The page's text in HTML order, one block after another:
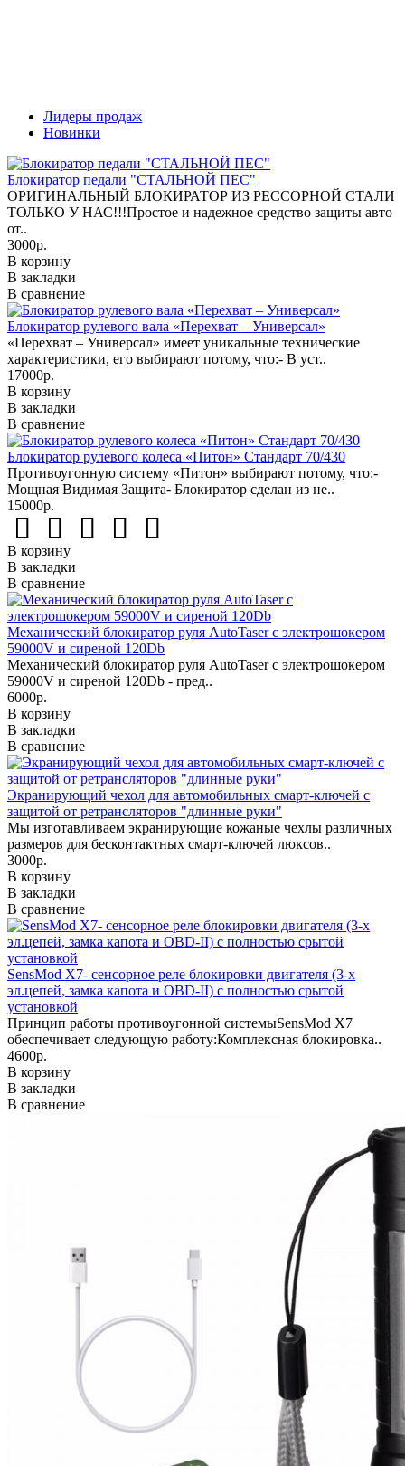
Лидеры продаж
Новинки
Блокиратор педали "СТАЛЬНОЙ ПЕС"
ОРИГИНАЛЬНЫЙ БЛОКИРАТОР ИЗ РЕССОРНОЙ СТАЛИ
ТОЛЬКО У НАС!!!Простое и надежное средство защиты авто
от..
3000р.
В корзину
В закладки
В сравнение
Блокиратор рулевого вала «Перехват – Универсал»
«Перехват – Универсал» имеет уникальные технические
характеристики, его выбирают потому, что:- В уст..
17000р.
В корзину
В закладки
В сравнение
Блокиратор рулевого колеса «Питон» Стандарт 70/430
Противоугонную систему «Питон» выбирают потому, что:-
Мощная Видимая Защита- Блокиратор сделан из не..
15000р.
В корзину
В закладки
В сравнение
Механический блокиратор руля AutoTaser с электрошокером
59000V и сиреной 120Db
Механический блокиратор руля AutoTaser с электрошокером
59000V и сиреной 120Db - пред..
6000р.
В корзину
В закладки
В сравнение
Экранирующий чехол для автомобильных смарт-ключей с
защитой от ретрансляторов "длинные руки"
Мы изготавливаем экранирующие кожаные чехлы различных
размеров для бесконтактных смарт-ключей люксов..
3000р.
В корзину
В закладки
В сравнение
SensMod X7- сенсорное реле блокировки двигателя (3-х
эл.цепей, замка капота и OBD-II) с полностью срытой
установкой
Принцип работы противоугонной системыSensMod X7
обеспечивает следующую работу:Комплексная блокировка..
4600р.
В корзину
В закладки
В сравнение